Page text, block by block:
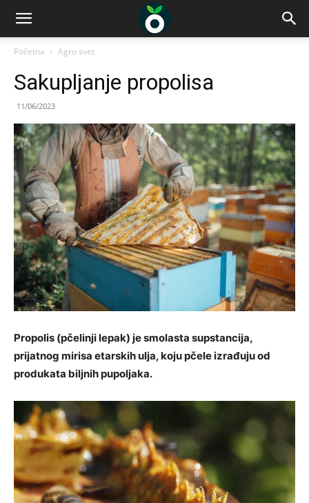
Početna Agro svet
Sakupljanje propolisa
11/06/2023
Propolis (pčelinji lepak) je smolasta supstancija,
prijatnog mirisa etarskih ulja, koju pčele izrađuju od
produkata biljnih pupoljaka.